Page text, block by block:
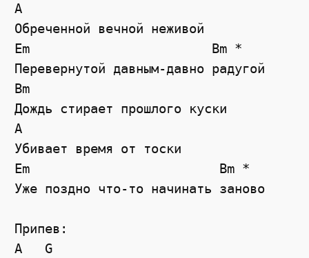
A
Обреченной вечной неживой
Em                        Bm *
Перевернутой давным-давно радугой
Bm
Дождь стирает прошлого куски
A
Убивает время от тоски
Em                         Bm *
Уже поздно что-то начинать заново
Припев:
A   G